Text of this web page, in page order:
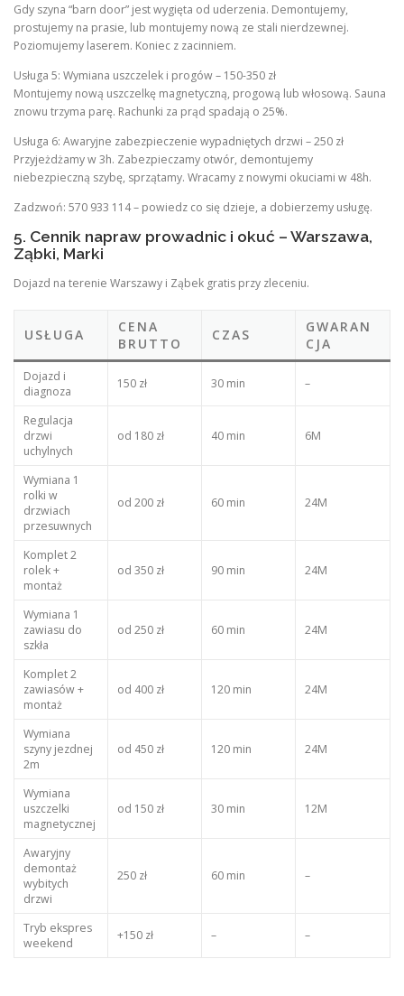
Gdy szyna “barn door” jest wygięta od uderzenia. Demontujemy,
prostujemy na prasie, lub montujemy nową ze stali nierdzewnej.
Poziomujemy laserem. Koniec z zacinniem.
Usługa 5: Wymiana uszczelek i progów – 150-350 zł
Montujemy nową uszczelkę magnetyczną, progową lub włosową. Sauna
znowu trzyma parę. Rachunki za prąd spadają o 25%.
Usługa 6: Awaryjne zabezpieczenie wypadniętych drzwi – 250 zł
Przyjeżdżamy w 3h. Zabezpieczamy otwór, demontujemy
niebezpieczną szybę, sprzątamy. Wracamy z nowymi okuciami w 48h.
Zadzwoń: 570 933 114 – powiedz co się dzieje, a dobierzemy usługę.
5. Cennik napraw prowadnic i okuć – Warszawa,
Ząbki, Marki
Dojazd na terenie Warszawy i Ząbek gratis przy zleceniu.
USŁUGA
CENA
BRUTTO
CZAS
GWARAN
CJA
Dojazd i
diagnoza
150 zł 30 min –
Regulacja
drzwi
uchylnych
od 180 zł 40 min 6M
Wymiana 1
rolki w
drzwiach
przesuwnych
od 200 zł 60 min 24M
Komplet 2
rolek +
montaż
od 350 zł 90 min 24M
Wymiana 1
zawiasu do
szkła
od 250 zł 60 min 24M
Komplet 2
zawiasów +
montaż
od 400 zł 120 min 24M
Wymiana
szyny jezdnej
2m
od 450 zł 120 min 24M
Wymiana
uszczelki
magnetycznej
od 150 zł 30 min 12M
Awaryjny
demontaż
wybitych
drzwi
250 zł 60 min –
Tryb ekspres
weekend
+150 zł – –